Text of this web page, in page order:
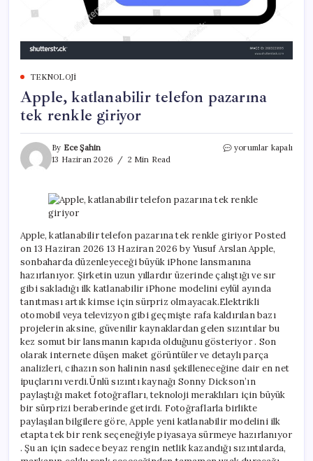
TEKNOLOJI
Apple, katlanabilir telefon pazarına
tek renkle giriyor
By Ece Şahin
13 Haziran 2026
2 Min Read
Apple,
renkle
yorumlar kapalı
Apple, katlanabilir telefon pazarına tek renkle giriyor Posted
on 13 Haziran 2026 13 Haziran 2026 by Yusuf Arslan Apple,
sonbaharda düzenleyeceği büyük iPhone lansmanına
hazırlanıyor. Şirketin uzun yıllardır üzerinde çalıştığı ve sır
gibi sakladığı ilk katlanabilir iPhone modelini eylül ayında
tanıtması artık kimse için sürpriz olmayacak.Elektrikli
otomobil veya televizyon gibi geçmişte rafa kaldırılan bazı
projelerin aksine, güvenilir kaynaklardan gelen sızıntılar bu
kez somut bir lansmanın kapıda olduğunu gösteriyor . Son
olarak internete düşen maket görüntüler ve detaylı parça
analizleri, cihazın son halinin nasıl şekilleneceğine dair en net
ipuçlarını verdi.Ünlü sızıntı kaynağı Sonny Dickson’ın
paylaştığı maket fotoğrafları, teknoloji meraklıları için büyük
bir sürprizi beraberinde getirdi. Fotoğraflarla birlikte
paylaşılan bilgilere göre, Apple yeni katlanabilir modelini ilk
etapta tek bir renk seçeneğiyle piyasaya sürmeye hazırlanıyor
. Şu an için sadece beyaz rengin netlik kazandığı sızıntılarda,